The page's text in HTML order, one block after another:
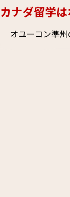
カナダ留学
オユーコン準州